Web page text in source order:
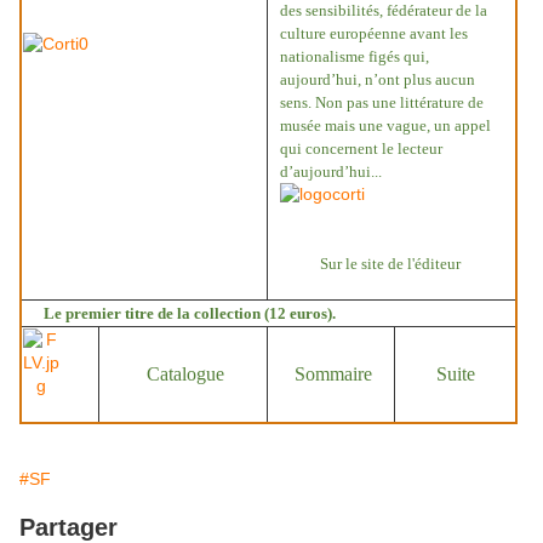
des sensibilités, fédérateur de la
culture européenne avant les
nationalisme figés qui,
aujourd’hui, n’ont plus aucun
sens. Non pas une littérature de
musée mais une vague, un appel
qui concernent le lecteur
d’aujourd’hui...
Sur le site de l'éditeur
Le premier titre de la collection (12 euros).
Catalogue Sommaire Suite
#SF
Partager